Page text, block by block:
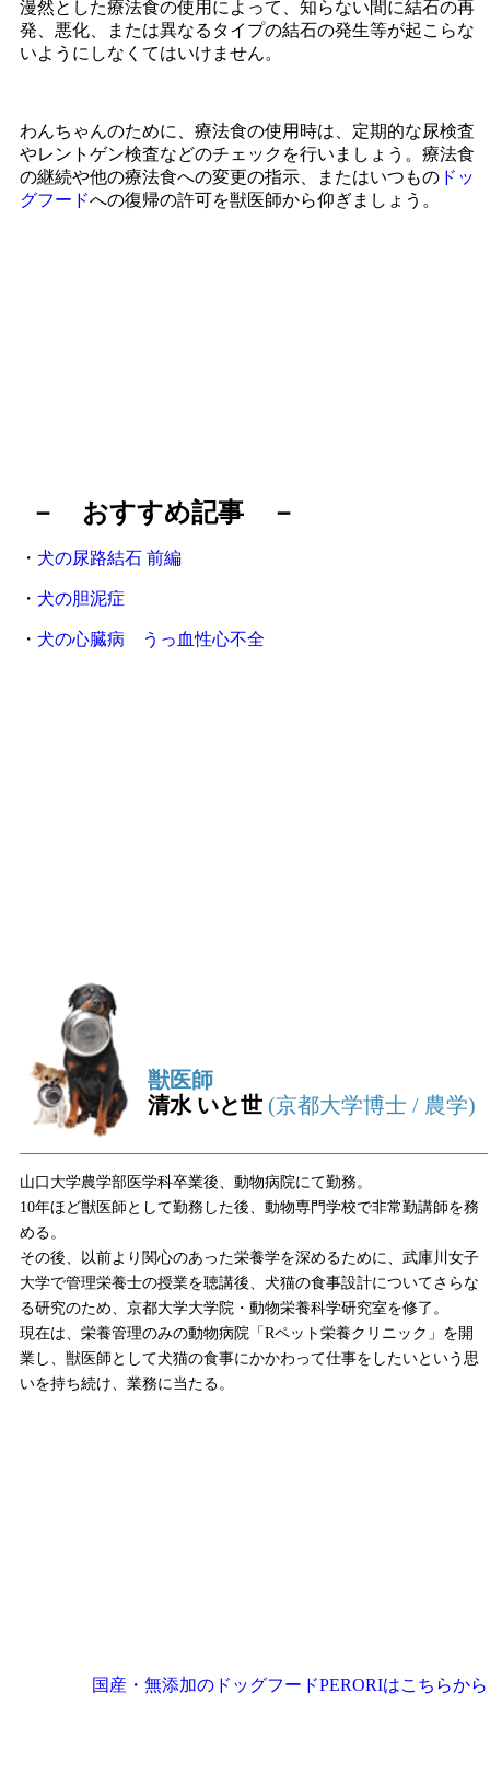
漫然とした療法食の使用によって、知らない間に結石の再
発、悪化、または異なるタイプの結石の発生等が起こらな
いようにしなくてはいけません。
わんちゃんのために、療法食の使用時は、定期的な尿検査
やレントゲン検査などのチェックを行いましょう。療法食
の継続や他の療法食への変更の指示、またはいつもの ドッ
グフードへの復帰の許可を獣医師から仰ぎましょう。
－ おすすめ記事 －
・ 犬の尿路結石 前編
・ 犬の胆泥症
・ 犬の心臓病 うっ血性心不全
獣医師
清水 いと世 (京都大学博士 / 農学)
山口大学農学部医学科卒業後、動物病院にて勤務。
10年ほど獣医師として勤務した後、動物専門学校で非常勤講師を務
める。
その後、以前より関心のあった栄養学を深めるために、武庫川女子
大学で管理栄養士の授業を聴講後、犬猫の食事設計についてさらな
る研究のため、京都大学大学院・動物栄養科学研究室を修了。
現在は、栄養管理のみの動物病院「Rペット栄養クリニック」を開
業し、獣医師として犬猫の食事にかかわって仕事をしたいという思
いを持ち続け、業務に当たる。
国産・無添加のドッグフードPERORIはこちらから